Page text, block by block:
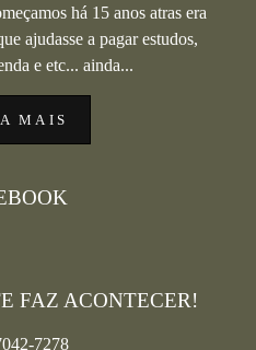
há 15 anos atras era
ajudasse a pagar estudos,
e etc... ainda...
MAIS
FAZ ACONTECER!
7278